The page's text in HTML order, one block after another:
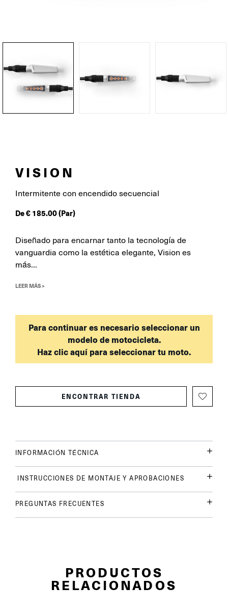
VISION
Intermitente con encendido secuencial
De€ 185.00(Par)
Diseñado para encarnar tanto la tecnología de
vanguardia como la estética elegante, Vision es
más...
LEER MÁS >
Para continuar es necesario seleccionar un
modelo de motocicleta.
Haz clic aquí para seleccionar tu moto.
ENCONTRAR TIENDA
INFORMACIÓN TÉCNICA
INSTRUCCIONES DE MONTAJE Y APROBACIONES
PREGUNTAS FRECUENTES
PRODUCTOS
RELACIONADOS